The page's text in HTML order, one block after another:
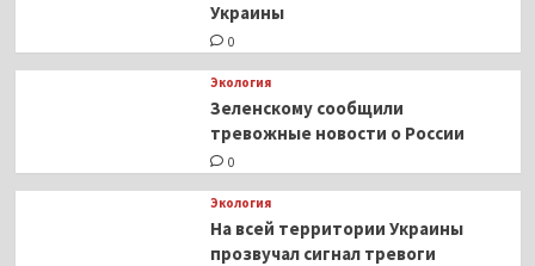
Украины
0
Экология
Зеленскому сообщили
тревожные новости о России
0
Экология
На всей территории Украины
прозвучал сигнал тревоги